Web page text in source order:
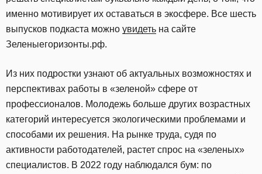
именно мотивирует их оставаться в экосфере. Все шесть
выпусков подкаста можно увидеть на сайте
Зеленыегоризонты.рф.
Из них подростки узнают об актуальных возможностях и
перспективах работы в «зеленой» сфере от
профессионалов. Молодежь больше других возрастных
категорий интересуется экологическими проблемами и
способами их решения. На рынке труда, судя по
активности работодателей, растет спрос на «зеленых»
специалистов. В 2022 году наблюдался бум: по